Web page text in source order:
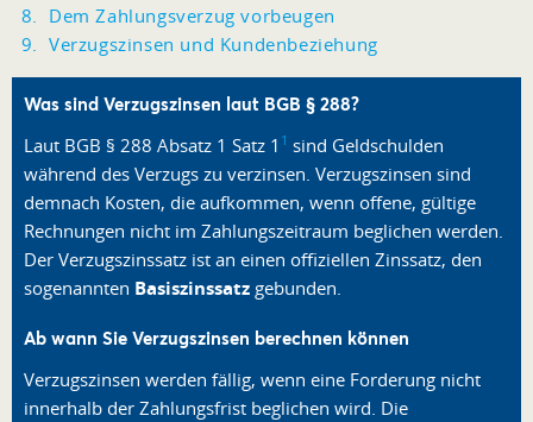
Dem Zahlungsverzug vorbeugen
Verzugszinsen und Kundenbeziehung
Was sind Verzugszinsen laut BGB § 288?
Laut BGB § 288 Absatz 1 Satz 1 1 sind Geldschulden
während des Verzugs zu verzinsen. Verzugszinsen sind
demnach Kosten, die aufkommen, wenn offene, gültige
Rechnungen nicht im Zahlungszeitraum beglichen werden.
Der Verzugszinssatz ist an einen offiziellen Zinssatz, den
sogenannten Basiszinssatz gebunden.
Ab wann Sie Verzugszinsen berechnen können
Verzugszinsen werden fällig, wenn eine Forderung nicht
innerhalb der Zahlungsfrist beglichen wird. Die